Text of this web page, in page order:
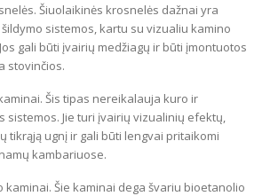
Šiuolaikinės krosnelės dažnai yra
sistemos, kartu su vizualiu kamino
gali būti įvairių medžiagų ir būti įmontuotos
stovinčios.
Šis tipas nereikalauja kuro ir
sistemos. Jie turi įvairių vizualinių efektų,
tikrąją ugnį ir gali būti lengvai pritaikomi
kambariuose.
kaminai. Šie kaminai dega švariu bioetanolio